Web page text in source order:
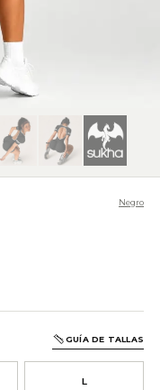
Negro
GUÍA DE TALLAS
L